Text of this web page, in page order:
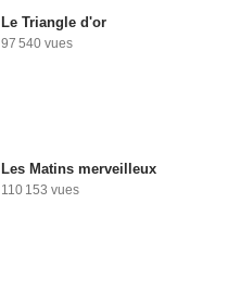
Le Triangle d'or
97 540 vues
Les Matins merveilleux
110 153 vues